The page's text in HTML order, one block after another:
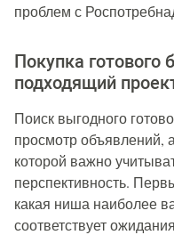
проблем с
Покупка готового
подходящий
Поиск выгодного
просмотр объявлений,
которой важно
перспективность.
какая ниша наиболее
соответствует